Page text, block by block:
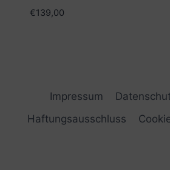
€139,00
Impressum
Haftungsausschluss